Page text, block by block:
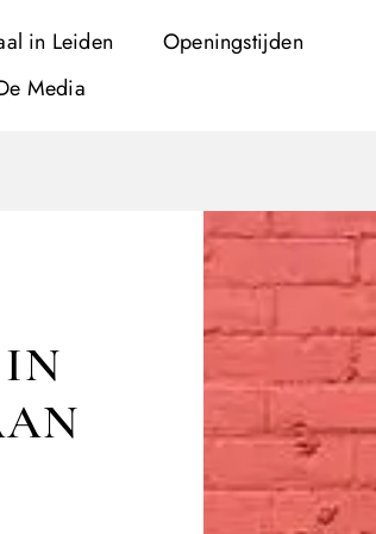
in Leiden
Openingstijden
Media